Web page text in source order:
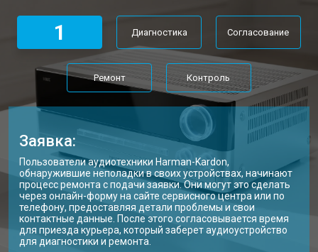
1 Диагностика Согласование
Ремонт Контроль
Заявка:
Пользователи аудиотехники Harman-Kardon,
обнаружившие неполадки в своих устройствах, начинают
процесс ремонта с подачи заявки. Они могут это сделать
через онлайн-форму на сайте сервисного центра или по
телефону, предоставляя детали проблемы и свои
контактные данные. После этого согласовывается время
для приезда курьера, который заберет аудиоустройство
для диагностики и ремонта.